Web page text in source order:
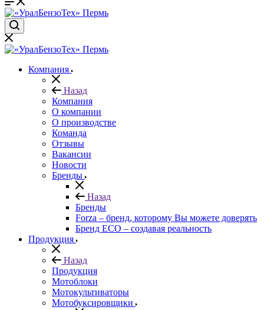
Компания
Назад
Компания
О компании
О производстве
Команда
Отзывы
Вакансии
Новости
Бренды
Назад
Бренды
Forza – бренд, которому Вы можете доверять
Бренд ECO – создавая реальность
Продукция
Назад
Продукция
Мотоблоки
Мотокультиваторы
Мотобуксировщики